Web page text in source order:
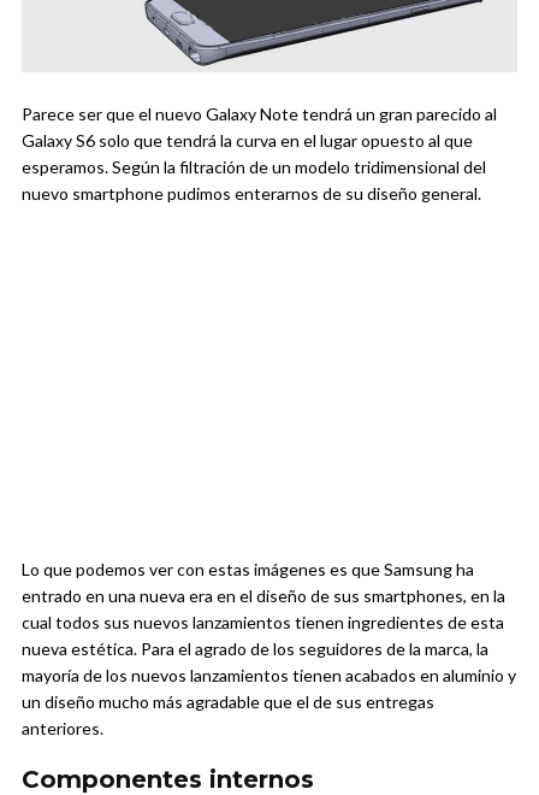
Parece ser que el nuevo Galaxy Note tendrá un gran parecido al
Galaxy S6 solo que tendrá la curva en el lugar opuesto al que
esperamos. Según la filtración de un modelo tridimensional del
nuevo smartphone pudimos enterarnos de su diseño general.
Lo que podemos ver con estas imágenes es que Samsung ha
entrado en una nueva era en el diseño de sus smartphones, en la
cual todos sus nuevos lanzamientos tienen ingredientes de esta
nueva estética. Para el agrado de los seguidores de la marca, la
mayoría de los nuevos lanzamientos tienen acabados en aluminio y
un diseño mucho más agradable que el de sus entregas
anteriores.
Componentes internos